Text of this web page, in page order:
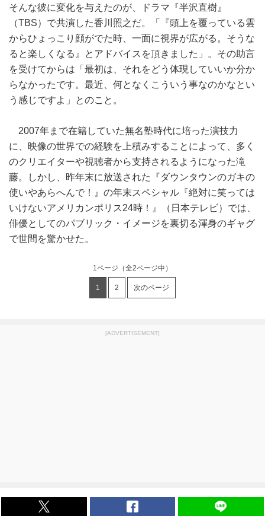
そんな彼に変化を与えたのが、ドラマ『半沢直樹』
（TBS）で共演した香川照之だ。「『頭上を覆っている雲
からひょっこり顔がでた時、一面に視界が広がる。そうな
ると楽しくなる』とアドバイスを頂きました」。その助言
を受けてからは「最初は、それをどう体現していいか分か
らなかったです。最近、何となくこういう事なのかなとい
う感じですよ」とのこと。
2007年まで在籍していた無名塾時代に培った演技力
に、映像の世界での経験を上積みすることによって、多く
のクリエイターや視聴者から支持されるようになった滝
藤。しかし、昨年末に放送された『ダウンタウンのガキの
使いやあらへんで！』の年末スペシャル『絶対に笑っては
いけないアメリカンポリス24時！』（日本テレビ）では、
俳優としてのパブリック・イメージを裏切る渾身のギャグ
で世間を驚かせた。
1ページ （全2ページ中）
1 2 次のページ
[ADVERTISEMENT]